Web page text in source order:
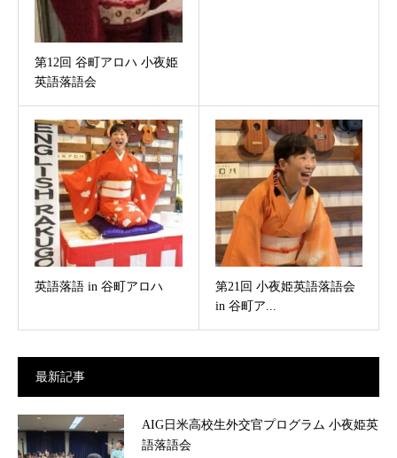
第12回 谷町アロハ 小夜姫
英語落語会
英語落語 in 谷町アロハ
第21回 小夜姫英語落語会
in 谷町ア...
最新記事
AIG日米高校生外交官プログラム 小夜姫英
語落語会